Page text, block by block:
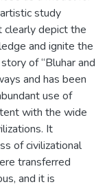
study
clearly depict the
and ignite the
of “Bluhar and
and has been
use of
with the wide
It
of civilizational
transferred
and it is